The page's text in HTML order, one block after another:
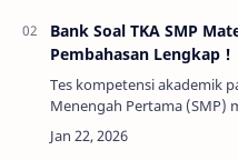
Bank Soal TKA SMP
Pembahasan Lengkap !
Tes kompetensi akademik
Menengah Pertama (SMP)
instrumen penting dalam
ini dirancang untuk